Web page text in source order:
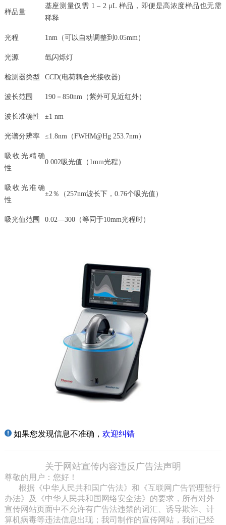
样品量
基座测量仅需 1 – 2 μL 样品，即便是高浓度样品也无需
稀释
光程 1nm（可以自动调整到0.05mm）
光源 氙闪烁灯
检测器类型 CCD(电荷耦合光接收器)
波长范围 190－850nm（紫外可见近红外）
波长准确性 ±1 nm
光谱分辨率 ≤1.8nm（FWHM@Hg 253.7nm）
吸收光精确
性
0.002吸光值（1mm光程）
吸收光准确
性
±2％（257nm波长下，0.76个吸光值）
吸光值范围 0.02—300（等同于10mm光程时）
如果您发现信息不准确， 欢迎纠错
关于网站宣传内容违反广告法声明
尊敬的用户：您好！
根据《中华人民共和国广告法》和《互联网广告管理暂行
办法》及《中华人民共和国网络安全法》的要求，所有对外
宣传网站页面中不允许有广告法违禁的词汇、诱导欺诈、计
算机病毒等违法信息出现；我司制作的宣传网站，我们已经